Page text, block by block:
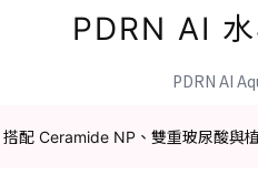
PDRN AI
PDRN AI
配 Ceramide NP、雙重玻尿酸與